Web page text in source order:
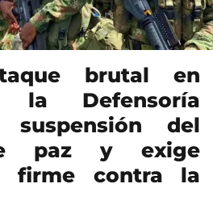
brutal en
la Defensoría
del
paz y exige
firme contra la